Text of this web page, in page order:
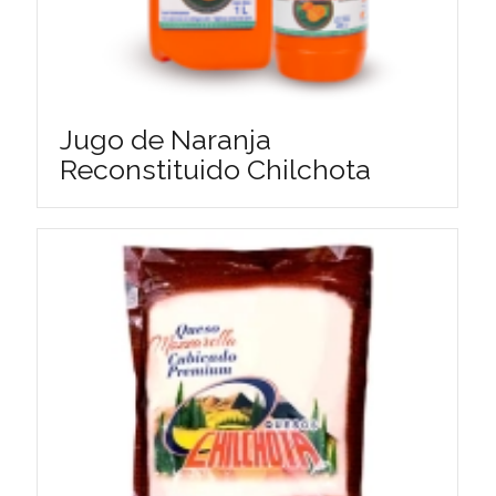
Jugo de Naranja
Reconstituido Chilchota